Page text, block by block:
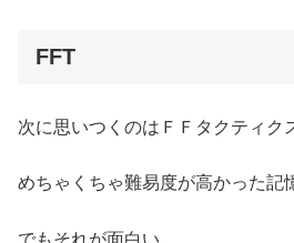
FFT
次に思いつくのはＦＦタクティク
めちゃくちゃ難易度が高かった記
でもそれが面白い。